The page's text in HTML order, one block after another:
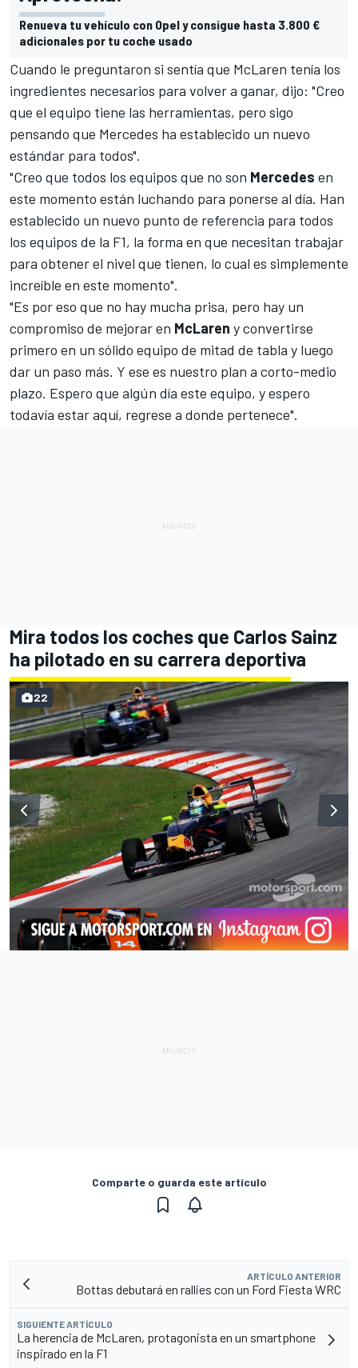
Renueva tu vehículo con Opel y consigue hasta 3.800 €
adicionales por tu coche usado
Cuando le preguntaron si sentía que McLaren tenía los
ingredientes necesarios para volver a ganar, dijo: "Creo
que el equipo tiene las herramientas, pero sigo
pensando que Mercedes ha establecido un nuevo
estándar para todos".
"Creo que todos los equipos que no son Mercedes en
este momento están luchando para ponerse al día. Han
establecido un nuevo punto de referencia para todos
los equipos de la F1, la forma en que necesitan trabajar
para obtener el nivel que tienen, lo cual es simplemente
increíble en este momento".
"Es por eso que no hay mucha prisa, pero hay un
compromiso de mejorar en McLaren y convertirse
primero en un sólido equipo de mitad de tabla y luego
dar un paso más. Y ese es nuestro plan a corto-medio
plazo. Espero que algún día este equipo, y espero
todavía estar aquí, regrese a donde pertenece".
Mira todos los coches que Carlos Sainz
ha pilotado en su carrera deportiva
22
Comparte o guarda este artículo
ARTÍCULO ANTERIOR
Bottas debutará en rallies con un Ford Fiesta WRC
SIGUIENTE ARTÍCULO
La herencia de McLaren, protagonista en un smartphone
inspirado en la F1